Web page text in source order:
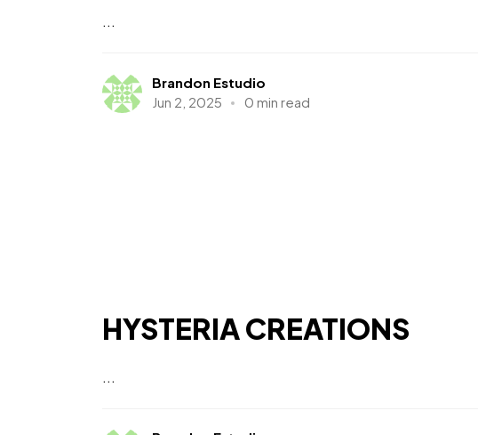
...
Brandon Estudio
Jun 2, 2025
0 min read
HYSTERIA CREATIONS
...